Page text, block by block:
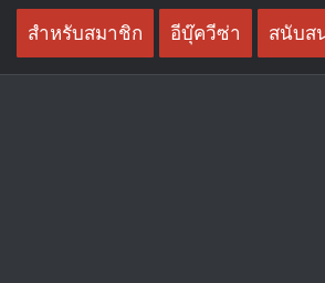
Skip
content
สำหรับสมาชิก อีบุ๊ควีซ่า สนับส